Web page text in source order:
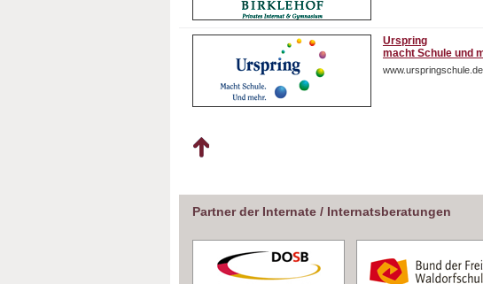
Urspring
macht Schule und
www.urspringschule.de
Partner der Internate / Internatsberatungen